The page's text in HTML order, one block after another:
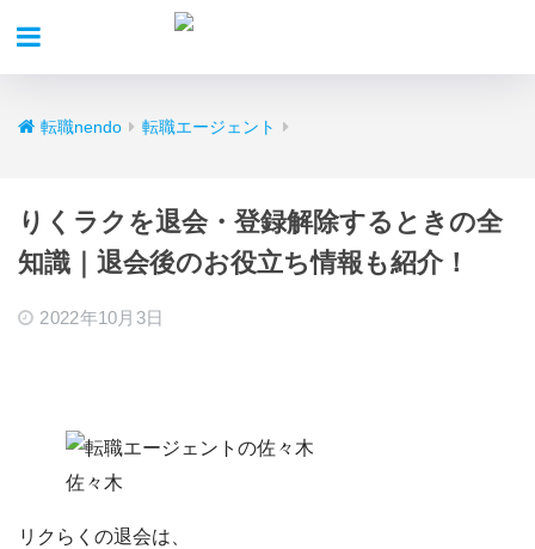
転職nendo 転職エージェント
りくラクを退会・登録解除するときの全
知識｜退会後のお役立ち情報も紹介！
2022年10月3日
佐々木
リクらくの退会は、